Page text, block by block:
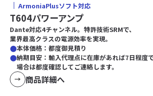
ArmoniaPlusソフト対応
T604パワーアンプ
Dante対応4チャンネル。特許技術SRMで、
業界最高クラスの電源効率を実現。
本体価格：都度御見積り
納期目安：輸入代理点に在庫があれば7日程度
場合は都度確認してご連絡します。
商品詳細へ